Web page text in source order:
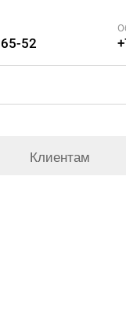
52
Клиентам